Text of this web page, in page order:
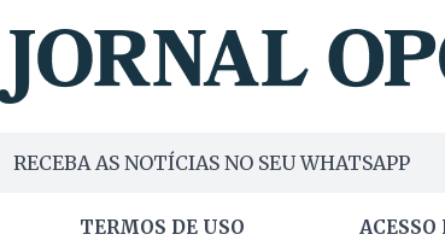
RECEBA AS NOTÍCIAS NO SEU WHATSAPP
TERMOS DE USO